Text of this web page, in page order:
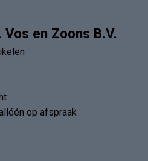
en Zoons B.V.
op afspraak